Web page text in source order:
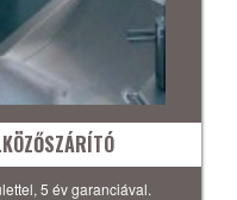
5 év garanciával.